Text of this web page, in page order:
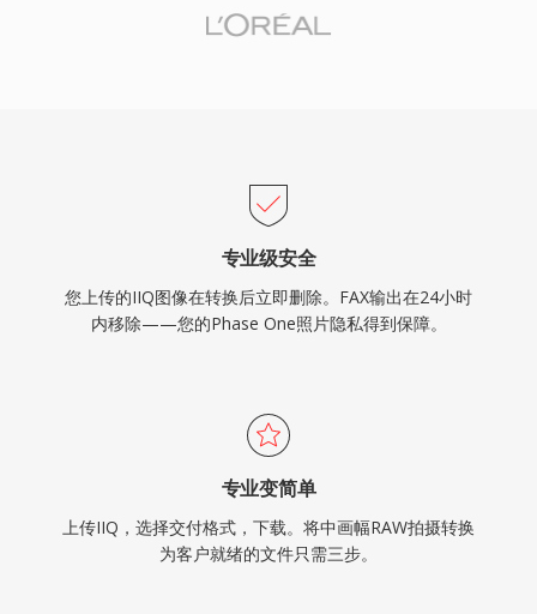
专业级安全
您上传的IIQ图像在转换后立即删除。FAX输出在24小时
内移除——您的Phase One照片隐私得到保障。
专业变简单
上传IIQ，选择交付格式，下载。将中画幅RAW拍摄转换
为客户就绪的文件只需三步。